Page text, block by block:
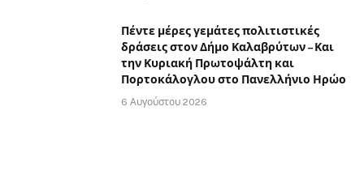
Πέντε μέρες γεμάτες πολιτιστικές
δράσεις στον Δήμο Καλαβρύτων – Και
την Κυριακή Πρωτοψάλτη και
Πορτοκάλογλου στο Πανελλήνιο Ηρώο
6 Αυγούστου 2026